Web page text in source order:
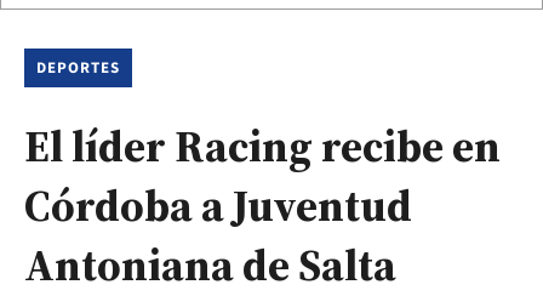
DEPORTES
El líder Racing recibe en
Córdoba a Juventud
Antoniana de Salta